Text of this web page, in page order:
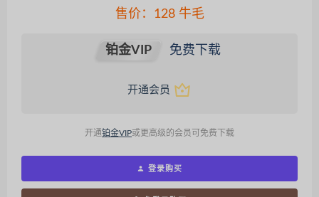
售价： 128牛毛
铂金VIP 免费下载
开通会员
开通铂金VIP或更高级的会员可免费下载
登录购买